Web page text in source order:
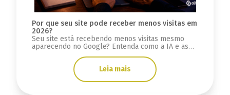
Por que seu site pode receber menos visitas em
2026?
Seu site está recebendo menos visitas mesmo
aparecendo no Google? Entenda como a IA e as
Leia mais